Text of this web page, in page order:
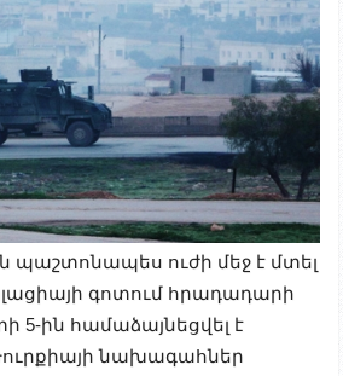
պաշտոնապես ուժի մեջ է մտել
գոտում հրադադարի
5-ին համաձայնեցվել է
նախագահներ